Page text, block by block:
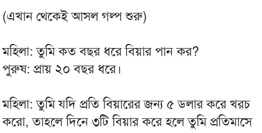
(এখান থেকেই আসল গল্প শুরু)
মহিলা: তুমি কত বছর ধরে বিয়ার পান কর?
পুরুষ: প্রায় ২০ বছর ধরে।
মহিলা: তুমি যদি প্রতি বিয়ারের জন্য ৫ ডলার করে খরচ
করো, তাহলে দিনে ৩টি বিয়ার করে হলে তুমি প্রতিমাসে